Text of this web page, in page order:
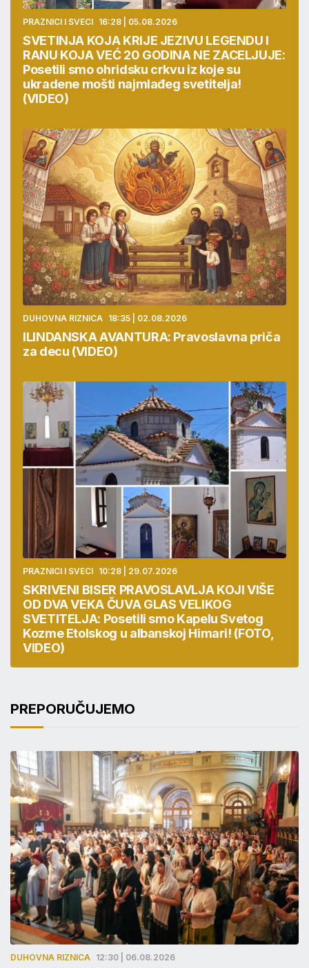
PRAZNICI I SVECI 16:28 | 05.08.2026
SVETINJA KOJA KRIJE JEZIVU LEGENDU I
RANU KOJA VEĆ 20 GODINA NE ZACELJUJE:
Posetili smo ohridsku crkvu iz koje su
ukradene mošti najmlađeg svetitelja!
(VIDEO)
DUHOVNA RIZNICA 18:35 | 02.08.2026
ILINDANSKA AVANTURA: Pravoslavna priča
za decu (VIDEO)
PRAZNICI I SVECI 10:28 | 29.07.2026
SKRIVENI BISER PRAVOSLAVLJA KOJI VIŠE
OD DVA VEKA ČUVA GLAS VELIKOG
SVETITELJA: Posetili smo Kapelu Svetog
Kozme Etolskog u albanskoj Himari! (FOTO,
VIDEO)
PREPORUČUJEMO
DUHOVNA RIZNICA 12:30 | 06.08.2026